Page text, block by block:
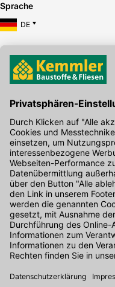
Sprache
DE
Hier gibt's die kostenlose App
Kontakt
Unser Onlineshop Team ist
Uhr unter der
Alternativ können Sie unser
Den Kontakt direkt in
Oder über unseren Chat .